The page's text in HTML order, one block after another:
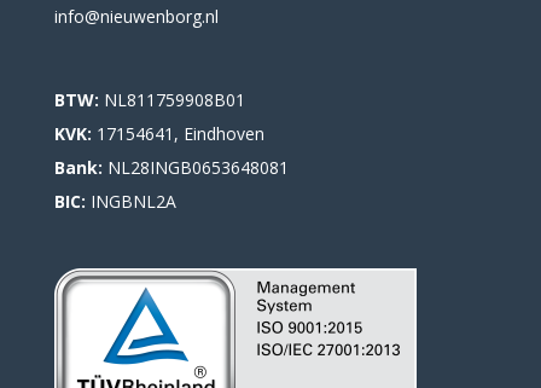
info@nieuwenborg.nl
BTW: NL811759908B01
KVK: 17154641, Eindhoven
Bank: NL28INGB0653648081
BIC: INGBNL2A